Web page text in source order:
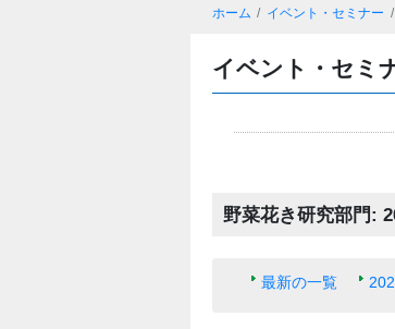
ホーム イベント・セミナー
イベント・セミ
野菜花き研究部門:
最新の一覧